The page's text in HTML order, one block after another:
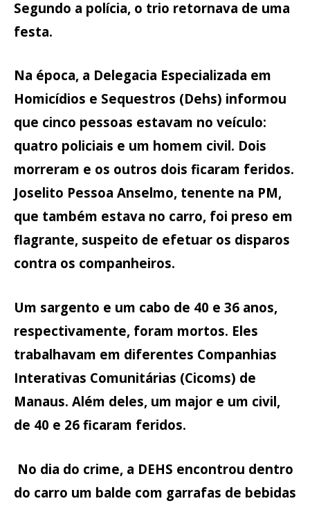
Segundo a polícia, o trio retornava de uma
festa.
Na época, a Delegacia Especializada em
Homicídios e Sequestros (Dehs) informou
que cinco pessoas estavam no veículo:
quatro policiais e um homem civil. Dois
morreram e os outros dois ficaram feridos.
Joselito Pessoa Anselmo, tenente na PM,
que também estava no carro, foi preso em
flagrante, suspeito de efetuar os disparos
contra os companheiros.
Um sargento e um cabo de 40 e 36 anos,
respectivamente, foram mortos. Eles
trabalhavam em diferentes Companhias
Interativas Comunitárias (Cicoms) de
Manaus. Além deles, um major e um civil,
de 40 e 26 ficaram feridos.
No dia do crime, a DEHS encontrou dentro
do carro um balde com garrafas de bebidas